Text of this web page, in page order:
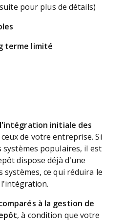
pour plus de détails)
terme limité
initiale des
ceux de votre entreprise. Si
systèmes populaires, il est
dispose déjà d’une
systèmes, ce qui réduira le
à la gestion de
, à condition que votre